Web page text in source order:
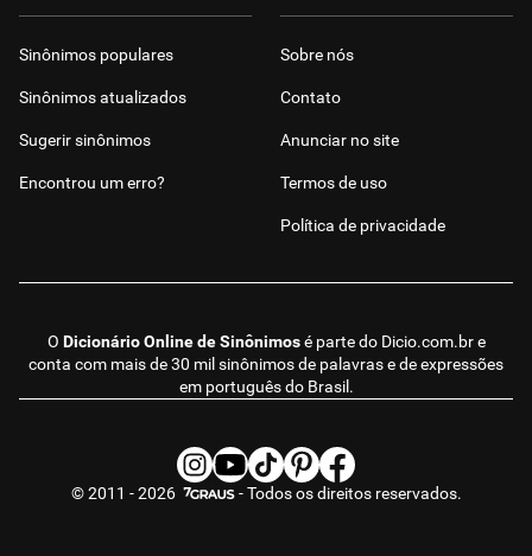
O Dicionário Online de Sinônimosé parte do Dicio.com.bre
conta com mais de 30 mil sinônimos de palavras e de expressões
em português do Brasil.
Sinônimos populares
Sinônimos atualizados
Sugerir sinônimos
Encontrou um erro?
Sobre nós
Contato
Anunciar no site
Termos de uso
Política de privacidade
© 2011 - 2026 - Todos os direitos reservados.